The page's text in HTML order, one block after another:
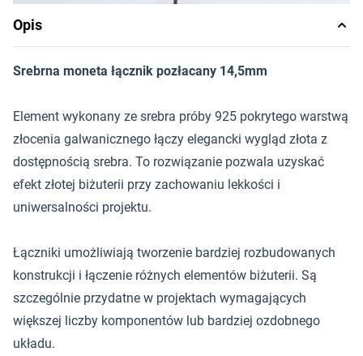
Opis
Srebrna moneta łącznik pozłacany 14,5mm
Element wykonany ze srebra próby 925 pokrytego warstwą
złocenia galwanicznego łączy elegancki wygląd złota z
dostępnością srebra. To rozwiązanie pozwala uzyskać
efekt złotej biżuterii przy zachowaniu lekkości i
uniwersalności projektu.
Łączniki umożliwiają tworzenie bardziej rozbudowanych
konstrukcji i łączenie różnych elementów biżuterii. Są
szczególnie przydatne w projektach wymagających
większej liczby komponentów lub bardziej ozdobnego
układu.